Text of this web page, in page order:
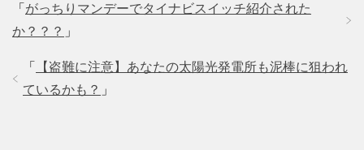
「 がっちりマンデーでタイナビスイッチ紹介された
か？？？ 」
「
【盗難に注意】あなたの太陽光発電所も泥棒に狙われ
ているかも？ 」